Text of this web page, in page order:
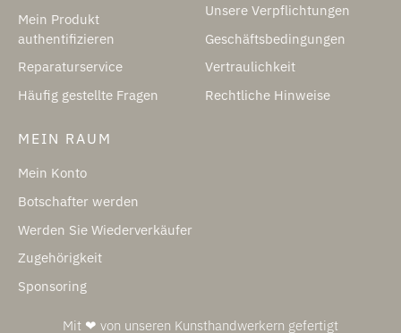
Mein Produkt
authentifizieren
Reparaturservice
Häufig gestellte Fragen
Unsere Verpflichtungen
Geschäftsbedingungen
Vertraulichkeit
Rechtliche Hinweise
MEIN RAUM
Mein Konto
Botschafter werden
Werden Sie Wiederverkäufer
Zugehörigkeit
Sponsoring
Mit ❤ von unseren Kunsthandwerkern gefertigt